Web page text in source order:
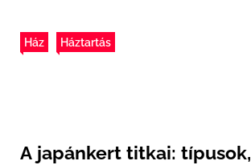
Ház Háztartás
A japánkert titkai: típusok,